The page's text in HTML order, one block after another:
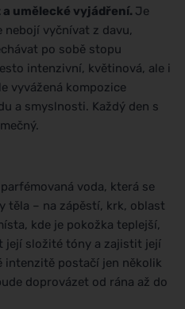
umělecké vyjádření. Je
vyčnívat z davu,
po sobě stopu
intenzivní, květinová, ale i
vyvážená kompozice
a smyslnosti. Každý den s
voda, která se
těla – na zápěstí, krk, oblast
kde je pokožka teplejší,
její složité tóny a zajistit její
intenzitě postačí jen několik
doprovázet od rána až do